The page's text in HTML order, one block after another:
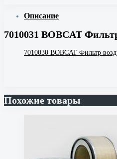
Описание
7010031 BOBCAT
7010030 BOBCAT Фильтр
Похожие товары